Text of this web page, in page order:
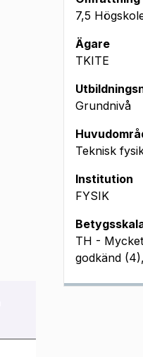
7,5
Ägare
TKITE
Grundnivå
Teknisk
Institution
FYSIK
TH -
godkänd